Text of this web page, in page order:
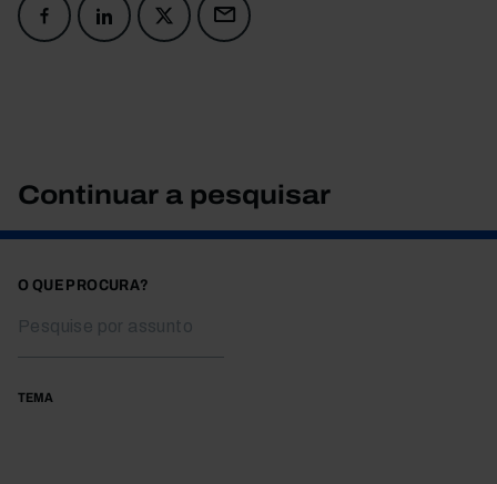
Continuar a pesquisar
O QUE PROCURA?
TEMA